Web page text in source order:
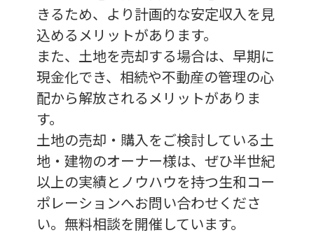
きるため、より計画的な安定収入を見
込めるメリットがあります。
また、土地を売却する場合は、早期に
現金化でき、相続や不動産の管理の心
配から解放されるメリットがありま
す。
土地の売却・購入をご検討している土
地・建物のオーナー様は、ぜひ半世紀
以上の実績とノウハウを持つ生和コー
ポレーションへお問い合わせくださ
い。無料相談を開催しています。